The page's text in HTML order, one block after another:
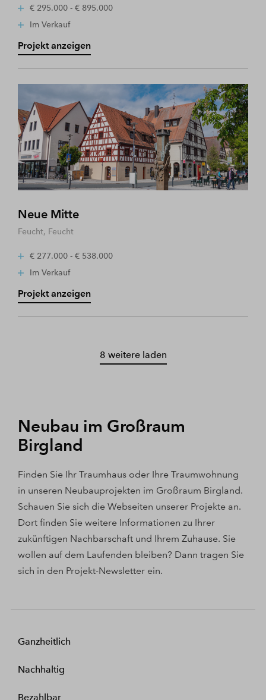
€ 295.000 - € 895.000
Im Verkauf
Projekt anzeigen
Neue Mitte
Feucht, Feucht
€ 277.000 - € 538.000
Im Verkauf
Projekt anzeigen
8 weitere laden
Neubau im Großraum
Birgland
Finden Sie Ihr Traumhaus oder Ihre Traumwohnung
in unseren Neubauprojekten im Großraum Birgland.
Schauen Sie sich die Webseiten unserer Projekte an.
Dort finden Sie weitere Informationen zu Ihrer
zukünftigen Nachbarschaft und Ihrem Zuhause. Sie
wollen auf dem Laufenden bleiben? Dann tragen Sie
sich in den Projekt-Newsletter ein.
Ganzheitlich
Nachhaltig
Bezahlbar